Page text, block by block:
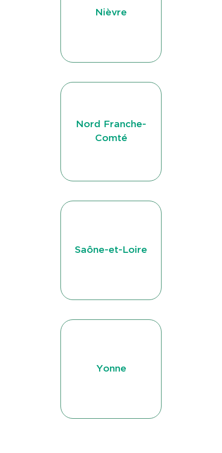
Nièvre
Nord Franche-
Comté
Saône-et-Loire
Yonne